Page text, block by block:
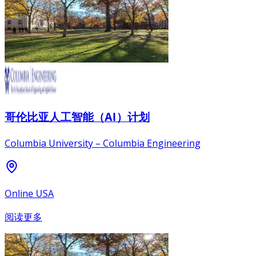
哥伦比亚人工智能（AI）计划
Columbia University – Columbia Engineering
Online USA
阅读更多